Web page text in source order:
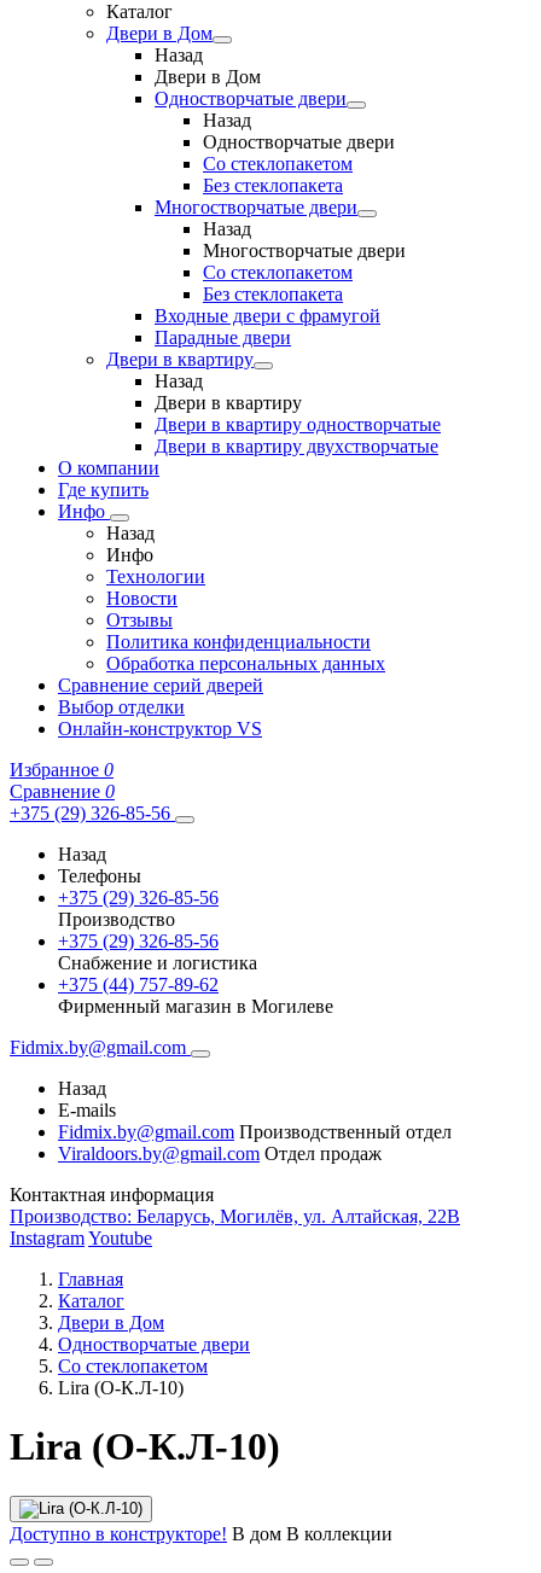
Каталог
Двери в Дом
Назад
Двери в Дом
Одностворчатые двери
Назад
Одностворчатые двери
Со стеклопакетом
Без стеклопакета
Многостворчатые двери
Назад
Многостворчатые двери
Со стеклопакетом
Без стеклопакета
Входные двери с фрамугой
Парадные двери
Двери в квартиру
Назад
Двери в квартиру
Двери в квартиру одностворчатые
Двери в квартиру двухстворчатые
О компании
Где купить
Инфо
Назад
Инфо
Технологии
Новости
Отзывы
Политика конфиденциальности
Обработка персональных данных
Сравнение серий дверей
Выбор отделки
Онлайн-конструктор VS
Избранное 0
Сравнение 0
+375 (29) 326-85-56
Назад
Телефоны
+375 (29) 326-85-56
Производство
+375 (29) 326-85-56
Снабжение и логистика
+375 (44) 757-89-62
Фирменный магазин в Могилеве
Fidmix.by@gmail.com
Назад
E-mails
Fidmix.by@gmail.com Производственный отдел
Viraldoors.by@gmail.com Отдел продаж
Контактная информация
Производство: Беларусь, Могилёв, ул. Алтайская, 22В
InstagramYoutube
Главная
Каталог
Двери в Дом
Одностворчатые двери
Со стеклопакетом
Lira (О-К.Л-10)
Lira (О-К.Л-10)
Доступно в конструкторе! В дом В коллекции